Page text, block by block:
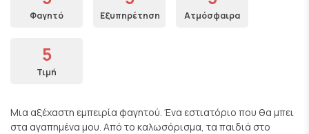
Φαγητό Εξυπηρέτηση Ατμόσφαιρα
5
Τιμή
Μια αξέχαστη εμπειρία φαγητού. Ένα εστιατόριο που θα μπει
στα αγαπημένα μου. Από το καλωσόρισμα, τα παιδιά στο